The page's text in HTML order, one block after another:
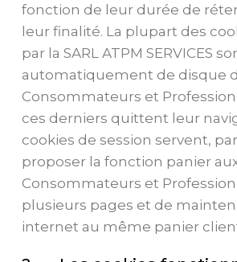
fonction de leur durée de
leur finalité. La plupart des
par la SARL ATPM SERVICES
automatiquement de disque
Consommateurs et
ces derniers quittent leur
cookies de session servent,
proposer la fonction panier
Consommateurs et
plusieurs pages et de
internet au même panier